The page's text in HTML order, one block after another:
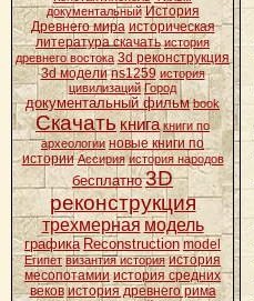
документальный История
Древнего мира историческая
литература скачать история
древнего востока 3d реконструкция
3d модели ns1259 история
цивилизаций Город
документальный фильм book
Скачать книга книги по
археологии новые книги по
истории Ассирия история народов
бесплатно 3D
реконструкция
трехмерная модель
графика Reconstruction model
Египет византия история история
месопотамии история средних
веков история древнего рима